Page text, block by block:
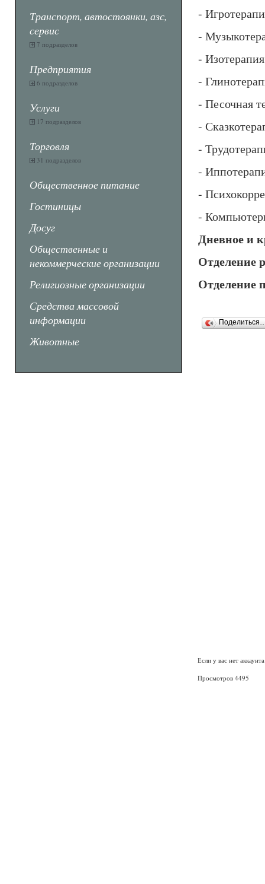
Транспорт, автостоянки, азс,
сервис
7 подразделов
Предприятия
6 подразделов
Услуги
17 подразделов
Торговля
31 подразделов
Общественное питание
Гостиницы
Досуг
Общественные и
некоммерческие организации
Религиозные организации
Средства массовой
информации
Животные
-
-
- Изотерапия
-
- Песочная
-
-
-
-
-
Дневное и
Отделение
Отделение
Если у вас нет
Просмотров 4495